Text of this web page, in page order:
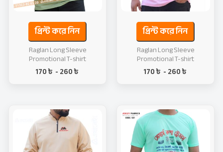
প্রিন্ট করে নিন
Raglan Long Sleeve
Promotional T-shirt
170৳ -260৳
প্রিন্ট করে নিন
Raglan Long Sleeve
Promotional T-shirt
170৳ -260৳